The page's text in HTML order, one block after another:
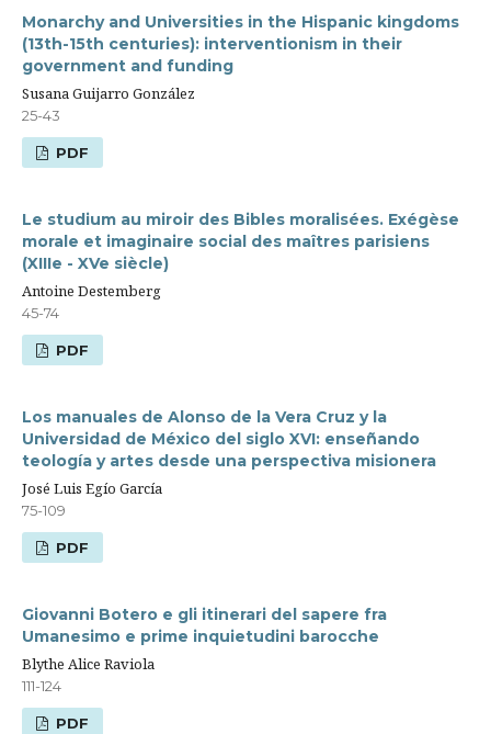
Monarchy and Universities in the Hispanic kingdoms
(13th-15th centuries): interventionism in their
government and funding
Susana Guijarro González
25-43
PDF
Le studium au miroir des Bibles moralisées. Exégèse
morale et imaginaire social des maîtres parisiens
(XIIIe - XVe siècle)
Antoine Destemberg
45-74
PDF
Los manuales de Alonso de la Vera Cruz y la
Universidad de México del siglo XVI: enseñando
teología y artes desde una perspectiva misionera
José Luis Egío García
75-109
PDF
Giovanni Botero e gli itinerari del sapere fra
Umanesimo e prime inquietudini barocche
Blythe Alice Raviola
111-124
PDF